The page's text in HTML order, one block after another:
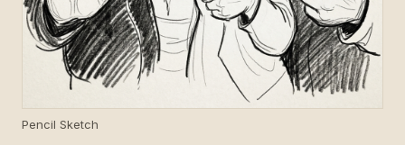
Pencil Sketch